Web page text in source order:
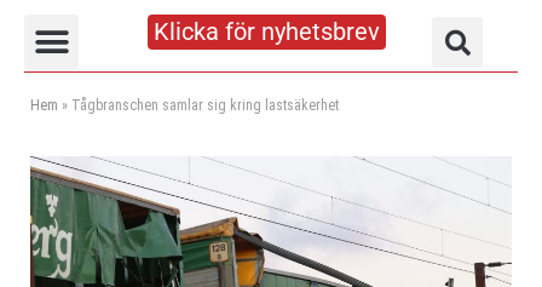
Klicka för nyhetsbrev
Hem » Tågbranschen samlar sig kring lastsäkerhet